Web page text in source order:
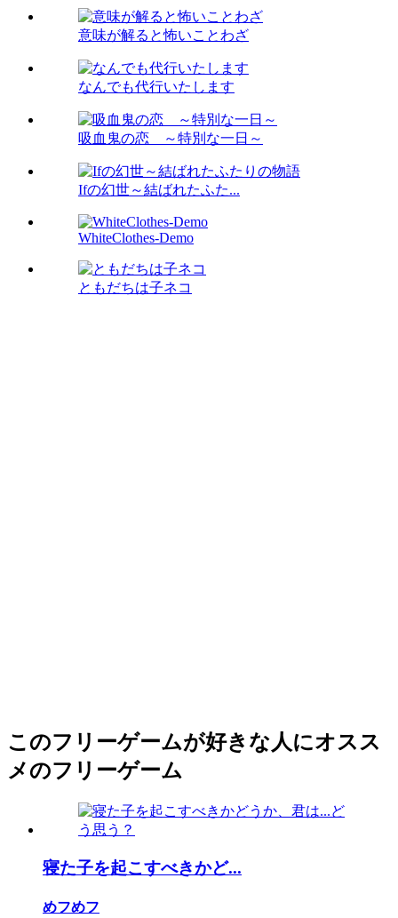
意味が解ると怖いことわざ
なんでも代行いたします
吸血鬼の恋 ～特別な一日～
Ifの幻世～結ばれたふた...
WhiteClothes-Demo
ともだちは子ネコ
このフリーゲームが好きな人にオスス
メのフリーゲーム
寝た子を起こすべきかど...
めフめフ